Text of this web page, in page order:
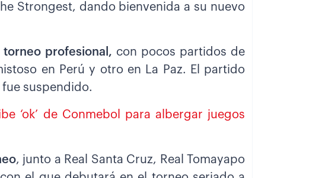
Strongest, dando bienvenida a su nuevo
profesional, con pocos partidos de
en Perú y otro en La Paz. El partido
suspendido.
‘ok’ de Conmebol para albergar juegos
, junto a Real Santa Cruz, Real Tomayapo